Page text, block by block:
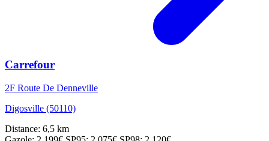
Carrefour
2F Route De Denneville
Digosville (50110)
Distance: 6,5 km